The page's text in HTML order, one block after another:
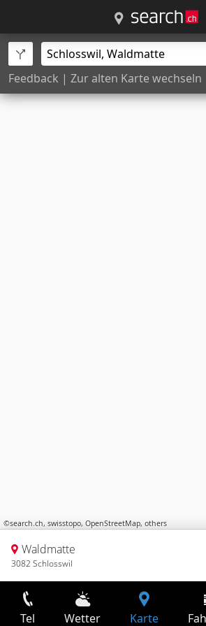
Feedback | Zur alten Karte wechseln
©search.ch, swisstopo, OpenStreetMap, others
Waldmatte
3082 Schlosswil
Tel Wetter Karte